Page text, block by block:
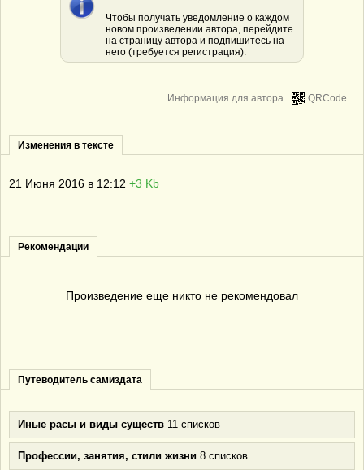
Чтобы получать уведомление о каждом
новом произведении автора, перейдите
на страницу автора и подпишитесь на
него (требуется регистрация).
QRCode
Информация для автора
Изменения в тексте
21 Июня 2016 в 12:12 +3 Kb
Рекомендации
Произведение еще никто не рекомендовал
Путеводитель самиздата
Иные расы и виды существ 11 списков
Профессии, занятия, стили жизни 8 списков